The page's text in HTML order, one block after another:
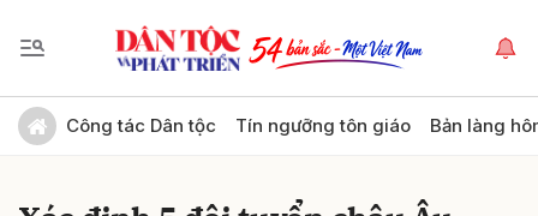
Công tác Dân tộc Tín ngưỡng tôn giáo Bản làng
Gửi bình luận